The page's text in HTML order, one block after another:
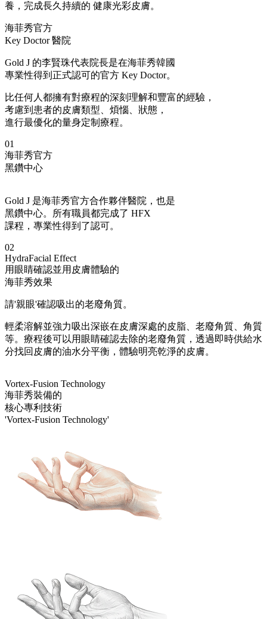
養，完成長久持續的 健康光彩皮膚。
海菲秀官方
Key Doctor 醫院
Gold J 的李賢珠代表院長是在海菲秀韓國
專業性得到正式認可的官方 Key Doctor。
比任何人都擁有對療程的深刻理解和豐富的經驗，
考慮到患者的皮膚類型、煩惱、狀態，
進行最優化的量身定制療程。
01
海菲秀官方
黑鑽中心
Gold J 是海菲秀官方合作夥伴醫院，也是
黑鑽中心。所有職員都完成了 HFX
課程，專業性得到了認可。
02
HydraFacial Effect
用眼睛確認並用皮膚體驗的
海菲秀效果
請'親眼'確認吸出的老廢角質。
輕柔溶解並強力吸出深嵌在皮膚深處的皮脂、老廢角質、角質
等。療程後可以用眼睛確認去除的老廢角質，透過即時供給水
分找回皮膚的油水分平衡，體驗明亮乾淨的皮膚。
Vortex-Fusion Technology
海菲秀裝備的
核心專利技術
'Vortex-Fusion Technology'